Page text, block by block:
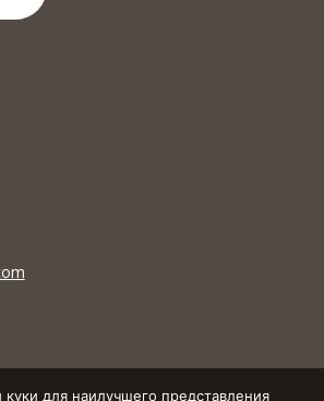
для наилучшего представления